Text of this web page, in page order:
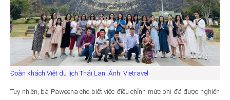
Đoàn khách Việt du lịch Thái Lan. Ảnh: Vietravel
Tuy nhiên, bà Paweena cho biết việc điều chỉnh mức phí đã được nghiên